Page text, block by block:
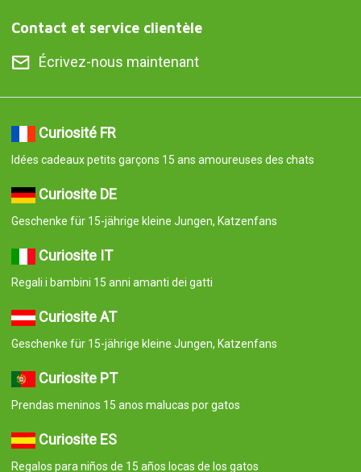
Contact et service clientèle
Écrivez-nous maintenant
Curiosité FR
Idées cadeaux petits garçons 15 ans amoureuses des chats
Curiosite DE
Geschenke für 15-jährige kleine Jungen, Katzenfans
Curiosite IT
Regali i bambini 15 anni amanti dei gatti
Curiosite AT
Geschenke für 15-jährige kleine Jungen, Katzenfans
Curiosite PT
Prendas meninos 15 anos malucas por gatos
Curiosite ES
Regalos para niños de 15 años locas de los gatos